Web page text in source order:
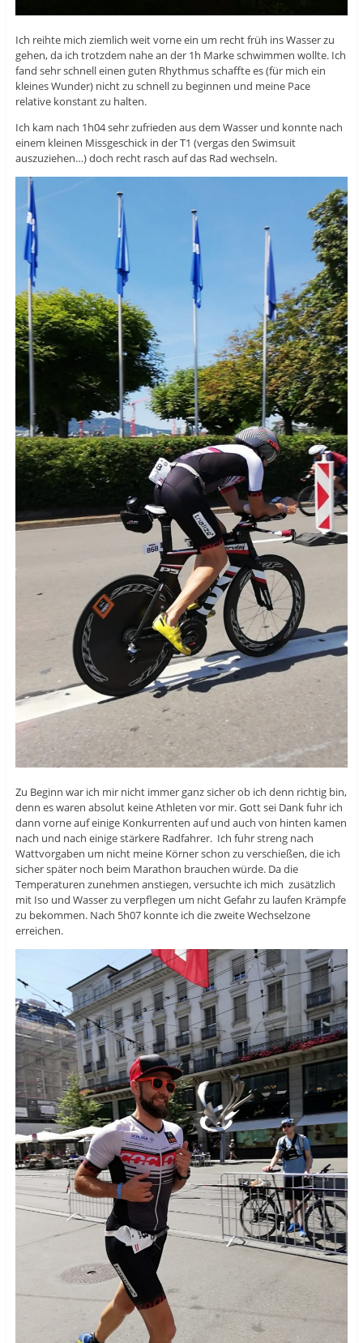
Ich reihte mich ziemlich weit vorne ein um recht früh ins Wasser zu
gehen, da ich trotzdem nahe an der 1h Marke schwimmen wollte. Ich
fand sehr schnell einen guten Rhythmus schaffte es (für mich ein
kleines Wunder) nicht zu schnell zu beginnen und meine Pace
relative konstant zu halten.
Ich kam nach 1h04 sehr zufrieden aus dem Wasser und konnte nach
einem kleinen Missgeschick in der T1 (vergas den Swimsuit
auszuziehen…) doch recht rasch auf das Rad wechseln.
Zu Beginn war ich mir nicht immer ganz sicher ob ich denn richtig bin,
denn es waren absolut keine Athleten vor mir. Gott sei Dank fuhr ich
dann vorne auf einige Konkurrenten auf und auch von hinten kamen
nach und nach einige stärkere Radfahrer. Ich fuhr streng nach
Wattvorgaben um nicht meine Körner schon zu verschießen, die ich
sicher später noch beim Marathon brauchen würde. Da die
Temperaturen zunehmen anstiegen, versuchte ich mich zusätzlich
mit Iso und Wasser zu verpflegen um nicht Gefahr zu laufen Krämpfe
zu bekommen. Nach 5h07 konnte ich die zweite Wechselzone
erreichen.